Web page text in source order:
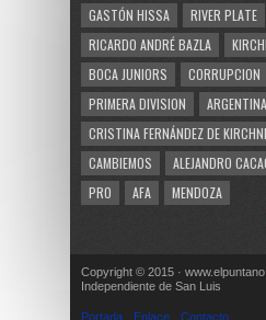
GASTÓN HISSA
RIVER PLATE
RICARDO ANDRÉ BAZLA
BOCA JUNIORS
CORRUPCION
PRIMERA DIVISION
ARGENTINA
CRISTINA FERNÁNDEZ DE
CAMBIEMOS
ALEJANDRO
PRO
AFA MENDOZA
Copyright © 2015 ·
Independiente de San Luis
Portada Enlace Contacto